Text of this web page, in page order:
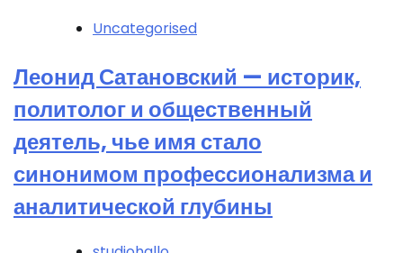
Uncategorised
Леонид Сатановский — историк,
политолог и общественный
деятель, чье имя стало
синонимом профессионализма и
аналитической глубины